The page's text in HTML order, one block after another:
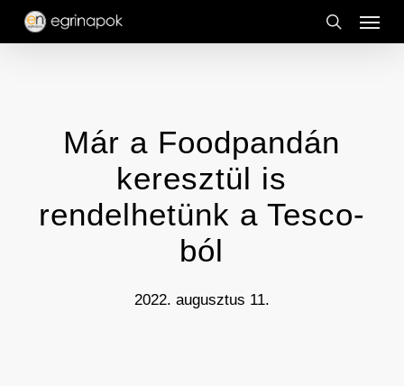
Skip
search
Menu
Már a Foodpandán
keresztül is
rendelhetünk a Tesco-
ból
2022. augusztus 11.